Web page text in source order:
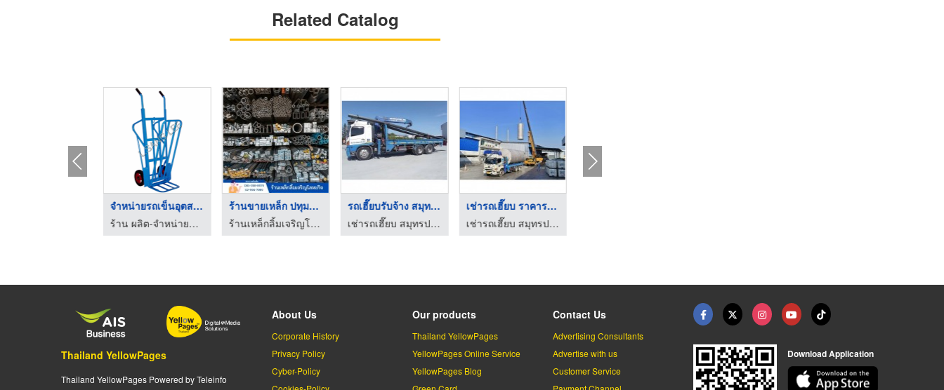
Related Catalog
จำหน่ายรถเข็นอุตสาหก ...
ร้าน ผลิต-จำหน่ายรถเข็น ล ซังหลี
ร้านขายเหล็ก ปทุมธาน ...
ร้านเหล็กลิ้มเจริญโลหะกิจ ลำลูกกา ปทุมธานี
รถเฮี๊ยบรับจ้าง สมุท ...
เช่ารถเฮี๊ยบ สมุทรปราการ - นิวไลน์ ทรานสปอร์ต
เช่ารถเฮี๊ยบ ราคาราย ...
เช่ารถเฮี๊ยบ สมุทรปราการ - นิวไลน์ ทรานสปอร์ต
Thailand YellowPages
Thailand YellowPages Powered by Teleinfo
About Us
Corporate History
Privacy Policy
Cyber-Policy
Our products
Thailand YellowPages
YellowPages Online Service
YellowPages Blog
Contact Us
Advertising Consultants
Advertise with us
Customer Service
Download Application